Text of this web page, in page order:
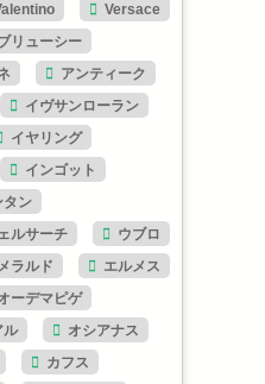
Versace
リューシー
アンティーク
イヴサンローラン
イヤリング
インゴット
タン
ルサーチ
ウブロ
ラルド
エルメス
ーデマピゲ
ル
オシアナス
カフス